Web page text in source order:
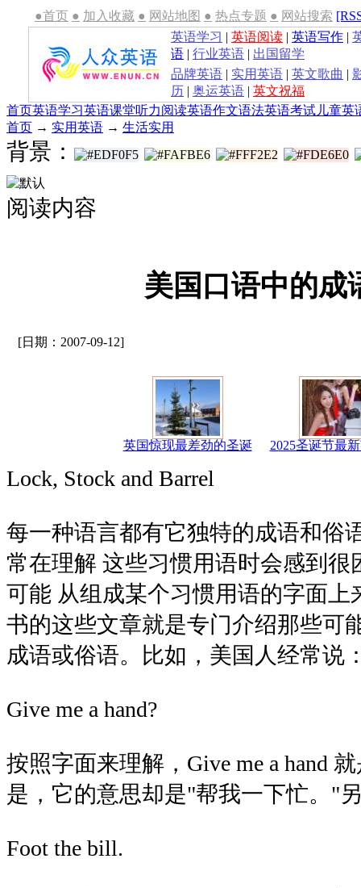
●首页 ● 加入收藏 ● 网站地图 ● 热点专题 ● 网站搜索
英语学习 | 英语阅读 | 英语写作 |
语 | 行业英语 | 出国留学
品牌英语 | 实用英语 | 英文歌曲 |
历 | 奥运英语 | 英文祝福
首页英语学习英语课堂听力阅读英语作文语法英语考试 儿童英
首页 → 实用英语 → 生活实用
背景：
阅读内容
美国口语中的成
[日期：2007-09-12]
英国惊现最差劲的圣诞 2025圣诞节最
Lock, Stock and Barrel
每一种语言都有它独特的成语和俗
常在理解 这些习惯用语时会感到很
可能 从组成某个习惯用语的字面上
书的这些文章就是专门介绍那些可
成语或俗语。比如，美国人经常说
Give me a hand?
按照字面来理解，Give me a hand
是，它的意思却是"帮我一下忙。"
Foot the bill.